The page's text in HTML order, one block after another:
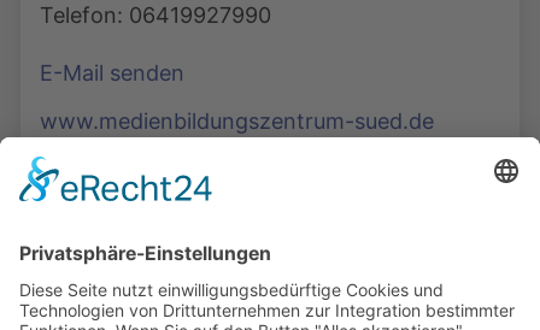
Telefon: 06419927990
E-Mail senden
www.medienbildungszentrum-sued.de
Podcasts, Themen und Informationen.